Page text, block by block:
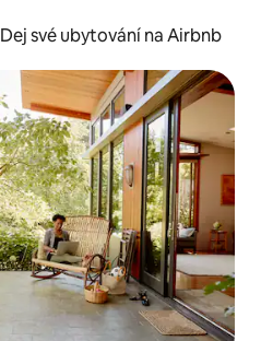
Dej své ubytování na Airbnb